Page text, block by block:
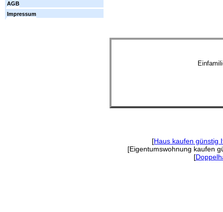
[Haus kaufen günstig
[Eigentumswohnung kaufen
[
AGB
Impressum